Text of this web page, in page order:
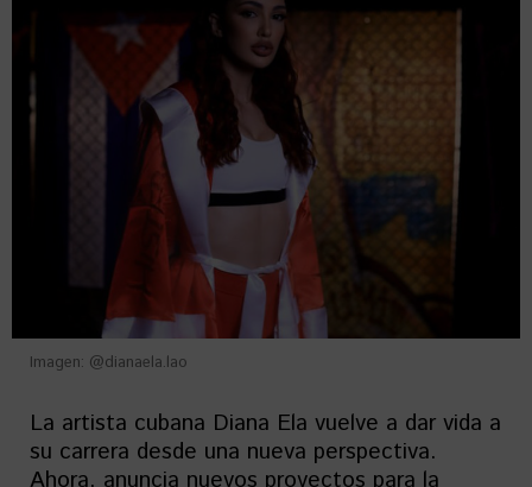
Imagen: @dianaela.lao
La artista cubana Diana Ela vuelve a dar vida a
su carrera desde una nueva perspectiva.
Ahora, anuncia nuevos proyectos para la